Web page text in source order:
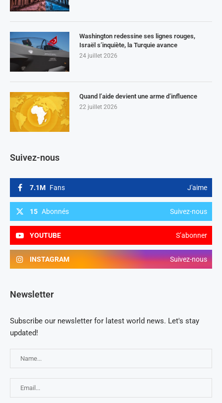
Washington redessine ses lignes rouges,
Israël s’inquiète, la Turquie avance
24 juillet 2026
Quand l’aide devient une arme d’influence
22 juillet 2026
Suivez-nous
7.1M Fans J'aime
15 Abonnés Suivez-nous
YOUTUBE S’abonner
INSTAGRAM Suivez-nous
Newsletter
Subscribe our newsletter for latest world news. Let's stay
updated!